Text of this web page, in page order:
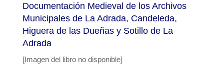
Documentación Medieval de los Archivos
Municipales de La Adrada, Candeleda,
Higuera de las Dueñas y Sotillo de La
Adrada
[Imagen del libro no disponible]